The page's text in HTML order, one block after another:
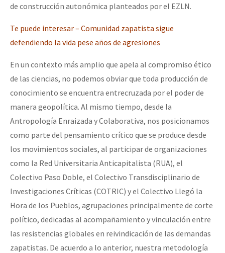
de construcción autonómica planteados por el EZLN.
Te puede interesar – Comunidad zapatista sigue
defendiendo la vida pese años de agresiones
En un contexto más amplio que apela al compromiso ético
de las ciencias, no podemos obviar que toda producción de
conocimiento se encuentra entrecruzada por el poder de
manera geopolítica. Al mismo tiempo, desde la
Antropología Enraizada y Colaborativa, nos posicionamos
como parte del pensamiento crítico que se produce desde
los movimientos sociales, al participar de organizaciones
como la Red Universitaria Anticapitalista (RUA), el
Colectivo Paso Doble, el Colectivo Transdisciplinario de
Investigaciones Críticas (COTRIC) y el Colectivo Llegó la
Hora de los Pueblos, agrupaciones principalmente de corte
político, dedicadas al acompañamiento y vinculación entre
las resistencias globales en reivindicación de las demandas
zapatistas. De acuerdo a lo anterior, nuestra metodología